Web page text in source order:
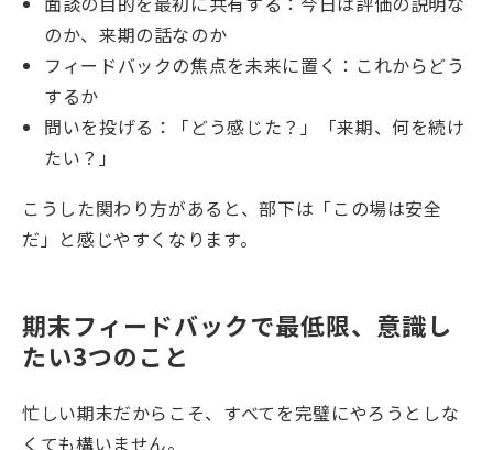
のか、来期の話なのか
フィードバックの焦点を未来に置く：これからどう
するか
問いを投げる：「どう感じた？」「来期、何を続け
たい？」
こうした関わり方があると、部下は「この場は安全
だ」と感じやすくなります。
期末フィードバックで最低限、意識し
たい3つのこと
忙しい期末だからこそ、すべてを完璧にやろうとしな
くても構いません。